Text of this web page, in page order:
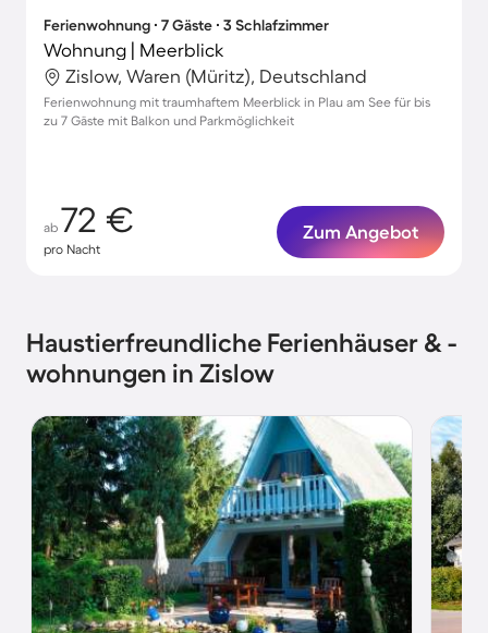
Ferienwohnung ∙ 7 Gäste ∙ 3 Schlafzimmer
Wohnung | Meerblick
Zislow, Waren (Müritz), Deutschland
Ferienwohnung mit traumhaftem Meerblick in Plau am See für bis
zu 7 Gäste mit Balkon und Parkmöglichkeit
ab 72 €
pro Nacht
Zum Angebot
Haustierfreundliche Ferienhäuser & -
wohnungen in Zislow